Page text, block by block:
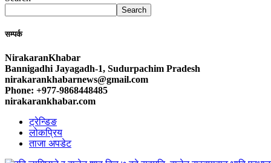
Search
सम्पर्क
NirakaranKhabar
Bannigadhi Jayagadh-1, Sudurpachim Pradesh
nirakarankhabarnews@gmail.com
Phone: +977-9868448485
nirakarankhabar.com
ट्रेन्डिङ
लोकप्रिय
ताजा अपडेट